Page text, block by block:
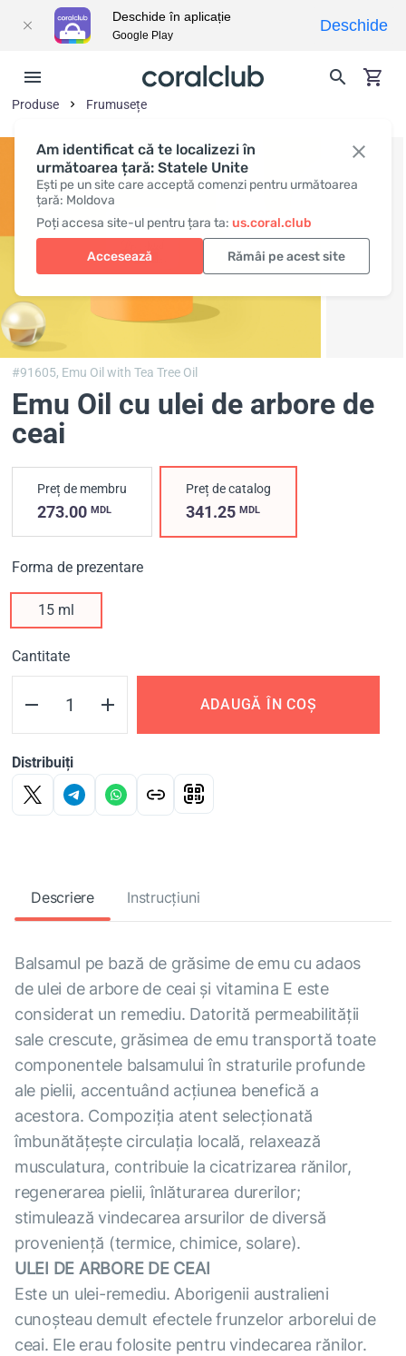
Am identificat că te localizezi în
următoarea țară: Statele Unite
Ești pe un site care acceptă comenzi pentru următoarea
țară: Moldova
Poți accesa site-ul pentru țara ta: us.coral.club
Accesează Rămâi pe acest site
Produse Frumusețe
#91605, Emu Oil with Tea Tree Oil
Emu Oil cu ulei de arbore de
ceai
Preț de membru
273.00 MDL
Preț de catalog
341.25MDL
Forma de prezentare
15 ml
Cantitate
ADAUGĂ ÎN COȘ
Distribuiți
Descriere Instrucțiuni
Balsamul pe bază de grăsime de emu cu adaos
de ulei de arbore de ceai şi vitamina E este
considerat un remediu. Datorită permeabilităţii
sale crescute, grăsimea de emu transportă toate
componentele balsamului în straturile profunde
ale pielii, accentuând acţiunea benefică a
acestora. Compoziţia atent selecţionată
îmbunătăţeşte circulaţia locală, relaxează
musculatura, contribuie la cicatrizarea rănilor,
regenerarea pielii, înlăturarea durerilor;
stimulează vindecarea arsurilor de diversă
provenienţă (termice, chimice, solare).
ULEI DE ARBORE DE CEAI
Este un ulei-remediu. Aborigenii australieni
cunoșteau demult efectele frunzelor arborelui de
ceai. Ele erau folosite pentru vindecarea rănilor.
Deschide în aplicație
Google Play
Deschide